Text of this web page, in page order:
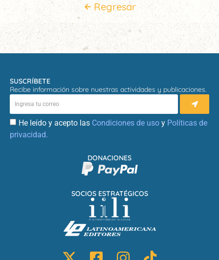
Regresar
SUSCRÍBETE
Recibe información sobre nuestras actividades y publicaciones.
He leído y acepto las Condiciones de uso y Políticas de
privacidad.
SOCIOS ESTRATÉGICOS
DONACIONES